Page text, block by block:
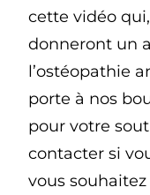
cette vidéo
donneront un
l’ostéopathie
porte à nos
pour votre
contacter si
vous